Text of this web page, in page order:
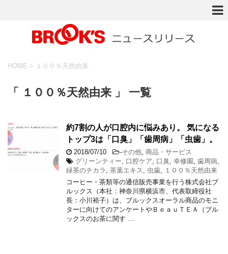
HOME > １００％天然由来
「 １００％天然由来 」 一覧
約7割の人が口腔内に悩みあり。 気になる
トップ3は「口臭」「歯周病」「虫歯」。
2018/07/10 -その他 商品・サービス
グリーンティー
口腔ケア 口臭 幸修園 歯周病
緑茶のチカラ
茶葉エキス 虫歯
１００％天然由来
コーヒー・茶類等の通信販売事業を行う株式会社ブ
ルックス（本社：神奈川県横浜市、代表取締役社
長：小川裕子）は、ブルックスオーラル商品のモニ
ターに向けてのアンケートやＢｅａｕＴＥＡ（ブル
ックスのお茶に関す …